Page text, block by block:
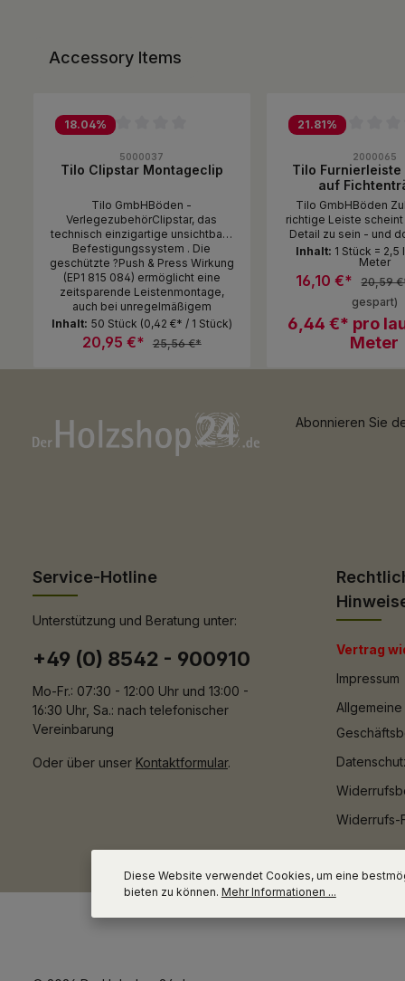
Accessory Items
18.04%
5000037
Tilo Clipstar Montageclip
Tilo GmbHBöden -
VerlegezubehörClipstar, das
technisch einzigartige unsichtbare
Befestigungssystem . Die
geschützte ?Push & Press Wirkung
(EP1 815 084) ermöglicht eine
zeitsparende Leistenmontage,
auch bei unregelmäßigem
Mauerwerk und im
Renovierungsbau. Kabel mit bis zu
7 mm 0 können im Kabelkanal der
ausreichend für ca. 25 lfm.
Sockelleisten
Inhalt: 50 Stück (0,42 €* / 1 Stück)
20,95 €* 25,56 €*
21.81%
2000065
Tilo Furnierleiste
auf
Tilo GmbHBöden
richtige Leiste
Detail zu sein - und
großen Einfluss auf
Ihrer Räume. Mit den
Leisten von tilo wird
bis in jeden Winkel
den Raum ab und
schönes,
halten den Boden
die Fleckenbildung
6,44 €* pro
Meter
16,10 €* 20,59
gespart)
Inhalt: 1 Stück =
Meter
Abonnieren Sie
Service-Hotline
Unterstützung und Beratung unter:
+49 (0) 8542 - 900910
Mo-Fr.: 07:30 - 12:00 Uhr und 13:00 -
16:30 Uhr, Sa.: nach telefonischer
Vereinbarung
Oder über unser Kontaktformular.
Vertrag
Impressum
Allgemeine
Widerrufs-
Diese Website verwendet Cookies, um eine
bieten zu können. Mehr Informationen ...